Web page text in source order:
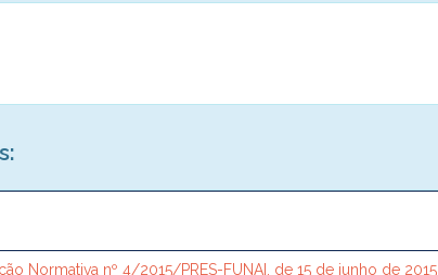
Normativa nº 4/2015/PRES-FUNAI, de 15 de junho de 2015